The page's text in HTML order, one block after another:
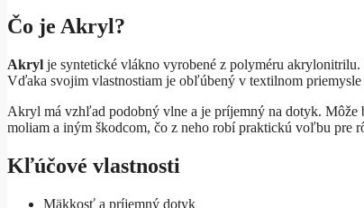
Čo je Akryl?
Akryl je syntetické vlákno vyrobené z polyméru
Vďaka svojim vlastnostiam je obľúbený v textilnom
Akryl má vzhľad podobný vlne a je príjemný na dotyk.
moliam a iným škodcom, čo z neho robí praktickú voľbu pre
Kľúčové vlastnosti
Mäkkosť a príjemný dotyk